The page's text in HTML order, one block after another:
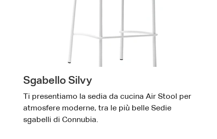
Sgabello Silvy
Ti presentiamo la sedia da cucina Air Stool per
atmosfere moderne, tra le più belle Sedie
sgabelli di Connubia.